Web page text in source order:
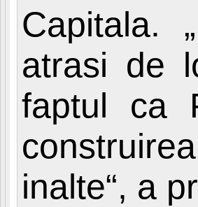
Capitala.
atrasi de
faptul ca
inalte“, a